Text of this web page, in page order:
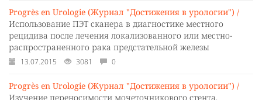
Progrès en Urologie (Журнал "Достижения в урологии") /
Использование ПЭТ сканера в диагностике местного
рецидива после лечения локализованного или местно-
распространенного рака предстательной железы
13.07.2015 3081 0
Progrès en Urologie (Журнал "Достижения в урологии") /
Изучение переносимости мочеточникового стента.